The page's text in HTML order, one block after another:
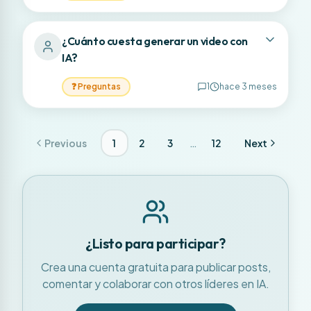
¿Cuánto cuesta generar un video con
IA?
❓Preguntas 1 hace 3 meses
Previous 1 2 3 … 12 Next
¿Listo para participar?
Crea una cuenta gratuita para publicar posts,
comentar y colaborar con otros líderes en IA.